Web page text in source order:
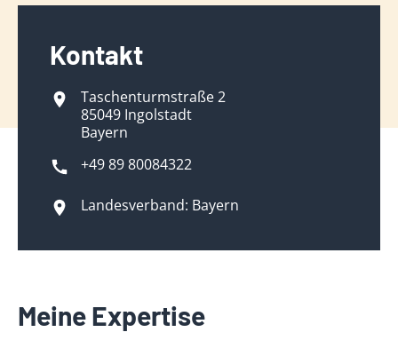
Kontakt
Taschenturmstraße 2
85049 Ingolstadt
Bayern
+49 89 80084322
Landesverband: Bayern
Meine Expertise